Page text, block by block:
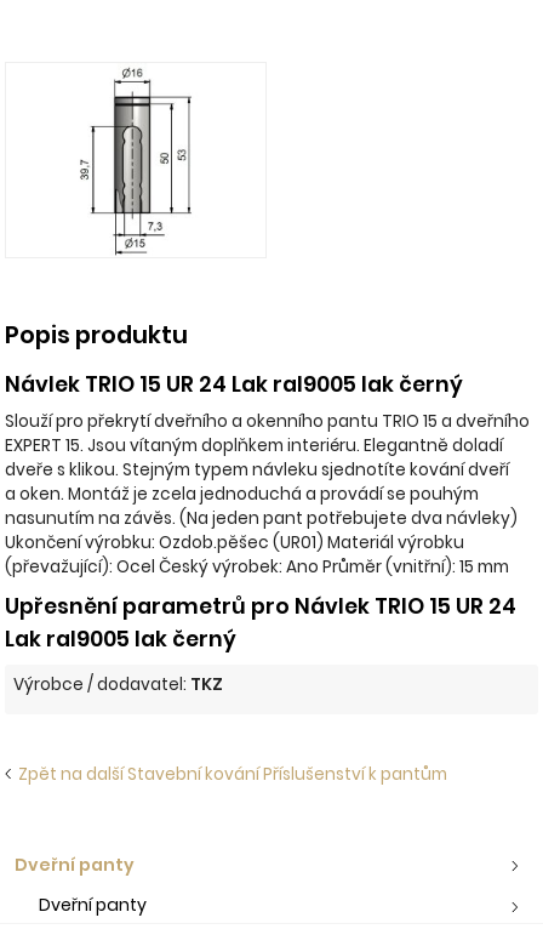
Popis produktu
Návlek TRIO 15 UR 24 Lak ral9005 lak černý
Slouží pro překrytí dveřního a okenního pantu TRIO 15 a dveřního
EXPERT 15. Jsou vítaným doplňkem interiéru. Elegantně doladí
dveře s klikou. Stejným typem návleku sjednotíte kování dveří
a oken. Montáž je zcela jednoduchá a provádí se pouhým
nasunutím na závěs. (Na jeden pant potřebujete dva návleky)
Ukončení výrobku: Ozdob.pěšec (UR01) Materiál výrobku
(převažující): Ocel Český výrobek: Ano Průměr (vnitřní): 15 mm
Upřesnění parametrů pro Návlek TRIO 15 UR 24
Lak ral9005 lak černý
Výrobce / dodavatel: TKZ
Zpět na další Stavební kování Příslušenství k pantům
Dveřní panty
Dveřní panty